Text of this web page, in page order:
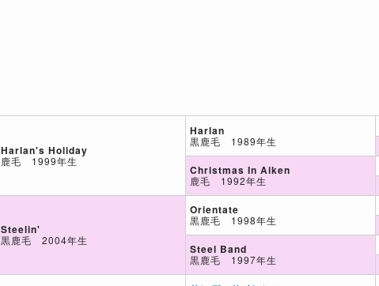
Harlan's Holiday
鹿毛 1999年生
Steelin'
黒鹿毛 2004年生
Harlan
黒鹿毛 1989年生
Christmas In Aiken
鹿毛 1992年生
Orientate
黒鹿毛 1998年生
Steel Band
黒鹿毛 1997年生